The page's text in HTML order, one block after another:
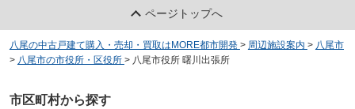
ページトップへ
八尾の中古戸建て購入・売却・買取はMORE都市開発 > 周辺施設案内 > 八尾市
> 八尾市の市役所・区役所 > 八尾市役所 曙川出張所
市区町村から探す